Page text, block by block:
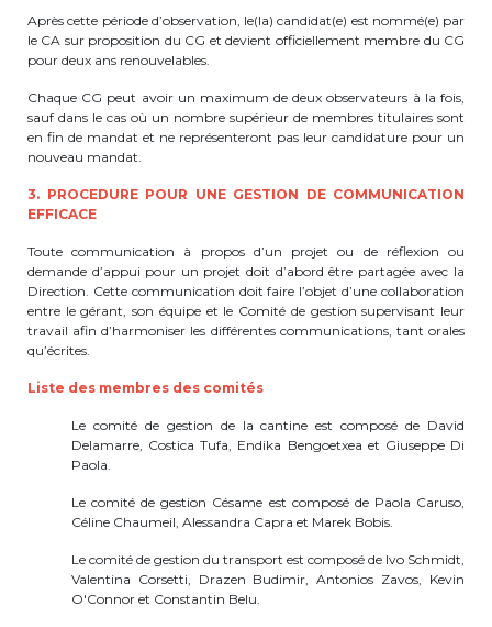
periscolaire.berkendael@apeee-bxl1-
services.be
BE91 3631 6790 0976
+32 (0)2 375 31 35
garderie@apeee-bxl1-services.be
BE72 3100 8650 7316
Lockers
+32 (0)2 373 87 68
BE52 3101 4777 1809
Natation (toutes les écoles)
Après cette période d’observation, le(la) candidat(e) est nommé(e) par
le CA sur proposition du CG et devient officiellement membre du CG
pour deux ans renouvelables.
Chaque CG peut avoir un maximum de deux observateurs à la fois,
sauf dans le cas où un nombre supérieur de membres titulaires sont
en fin de mandat et ne représenteront pas leur candidature pour un
nouveau mandat.
3. PROCEDURE POUR UNE GESTION DE COMMUNICATION
EFFICACE
Toute communication à propos d’un projet ou de réflexion ou
demande d’appui pour un projet doit d’abord être partagée avec la
Direction. Cette communication doit faire l’objet d’une collaboration
entre le gérant, son équipe et le Comité de gestion supervisant leur
travail afin d’harmoniser les différentes communications, tant orales
qu’écrites.
Liste des membres des comités
Le comité de gestion de la cantine est composé de David
Delamarre, Costica Tufa, Endika Bengoetxea et Giuseppe Di
Paola.
Le comité de gestion Césame est composé de Paola Caruso,
Céline Chaumeil, Alessandra Capra et Marek Bobis.
Le comité de gestion du transport est composé de Ivo Schmidt,
Valentina Corsetti, Drazen Budimir, Antonios Zavos, Kevin
O'Connor et Constantin Belu.